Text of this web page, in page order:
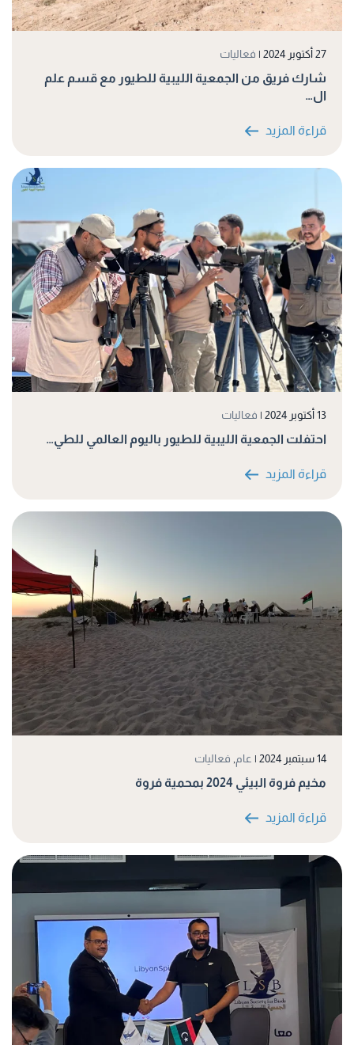
27 أكتوبر 2024 | فعاليات
شارك فريق من الجمعية الليبية للطيور مع قسم علم
ال…
قراءة المزيد
13 أكتوبر 2024 | فعاليات
احتفلت الجمعية الليبية للطيور باليوم العالمي للطي…
قراءة المزيد
14 سبتمبر 2024 | عام, فعاليات
مخيم فروة البيئي 2024 بمحمية فروة
قراءة المزيد